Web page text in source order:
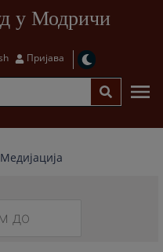
у Модричи
Пријава
Медијација